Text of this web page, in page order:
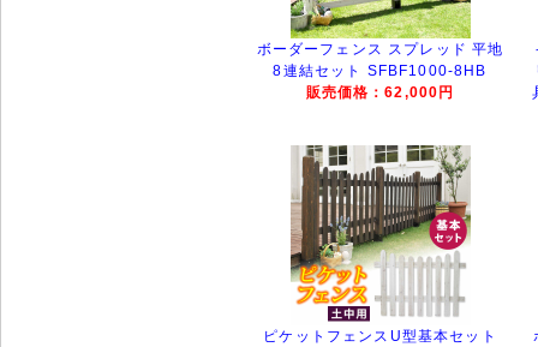
ボーダーフェンス スプレッド 平地
8連結セット SFBF1000-8HB
販売価格：62,000円
ピケットフェンスU型基本セット